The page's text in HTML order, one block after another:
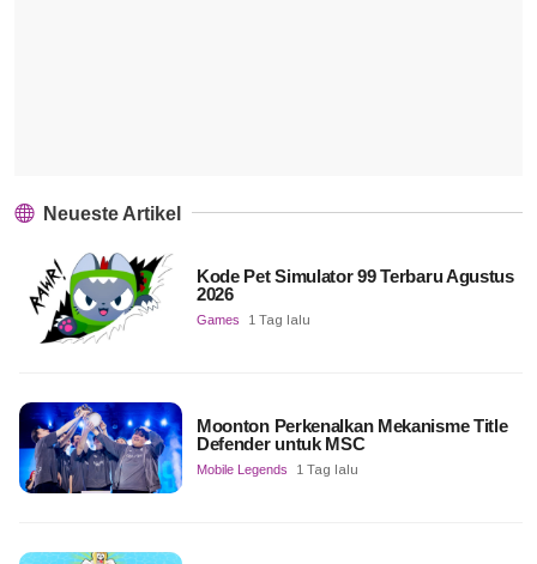
Neueste Artikel
Kode Pet Simulator 99 Terbaru Agustus
2026
Games 1 Tag lalu
Moonton Perkenalkan Mekanisme Title
Defender untuk MSC
Mobile Legends 1 Tag lalu